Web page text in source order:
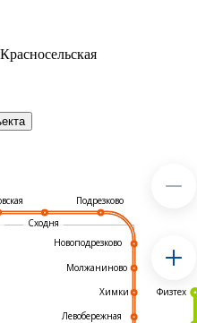
Сходня
Подрезково
Новоподрезково
Молжаниново
Химки
Левобережная
Физтех